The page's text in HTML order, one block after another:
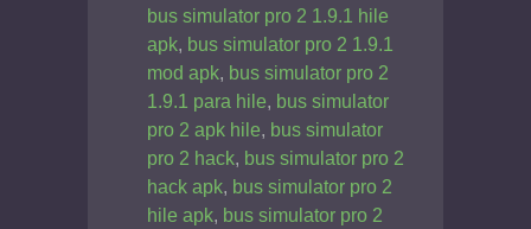
bus simulator pro 2 1.9.1 hile
apk, bus simulator pro 2 1.9.1
mod apk, bus simulator pro 2
1.9.1 para hile, bus simulator
pro 2 apk hile, bus simulator
pro 2 hack, bus simulator pro 2
hack apk, bus simulator pro 2
hile apk, bus simulator pro 2